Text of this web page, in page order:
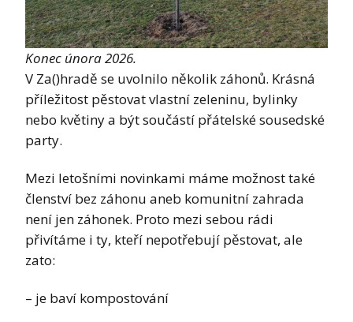
Konec února 2026.
V Za()hradě se uvolnilo několik záhonů. Krásná
příležitost pěstovat vlastní zeleninu, bylinky
nebo květiny a být součástí přátelské sousedské
party.
Mezi letošními novinkami máme možnost také
členství bez záhonu aneb komunitní zahrada
není jen záhonek. Proto mezi sebou rádi
přivítáme i ty, kteří nepotřebují pěstovat, ale
zato:
– je baví kompostování